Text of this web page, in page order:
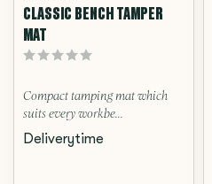
CLASSIC BENCH TAMPER
MAT
Compact tamping mat which
suits every workbe...
Deliverytime